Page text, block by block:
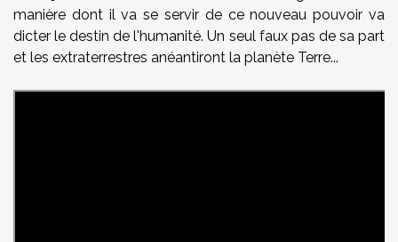
manière dont il va se servir de ce nouveau pouvoir va
dicter le destin de l'humanité. Un seul faux pas de sa part
et les extraterrestres anéantiront la planète Terre...